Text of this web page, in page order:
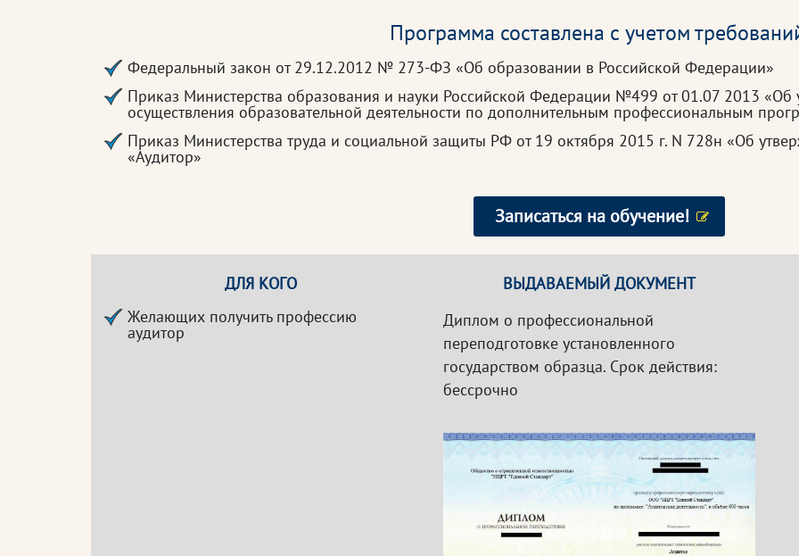
Программа составлена с учетом
Федеральный закон от 29.12.2012 № 273-ФЗ «Об образовании в Российской Федерации»
Приказ Министерства образования и науки Российской Федерации №499 от 01.07 2013 «Об
осуществления образовательной деятельности по дополнительным профессиональным
Приказ Министерства труда и социальной защиты РФ от 19 октября 2015 г. N 728н «Об
«Аудитор»
Записаться на обучение!
ДЛЯ КОГО
Желающих получить профессию
аудитор
ВЫДАВАЕМЫЙ ДОКУМЕНТ
Диплом о профессиональной
переподготовке установленного
государством образца. Срок действия:
бессрочно